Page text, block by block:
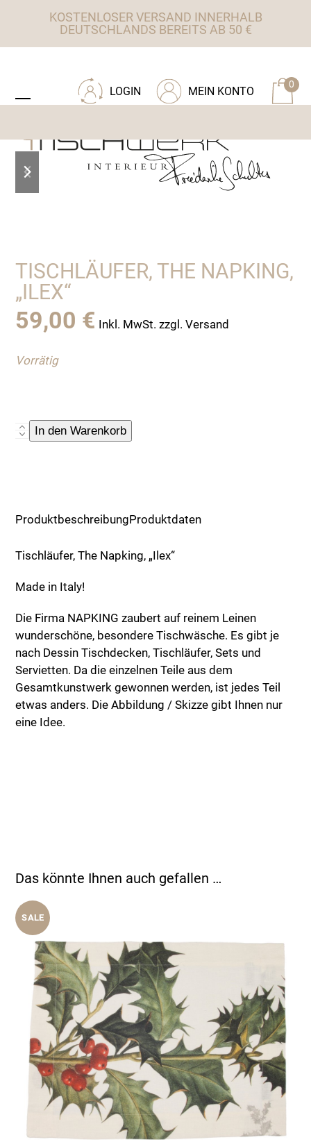
KOSTENLOSER VERSAND INNERHALB
DEUTSCHLANDS BEREITS AB 50 €
0
MEIN KONTO
LOGIN
mobile
mobile
slide
slide
TISCHLÄUFER, THE NAPKING,
„ILEX“
59,00 € Inkl. MwSt. zzgl. Versand
Vorrätig
Tischläufer,
In den Warenkorb
ProduktbeschreibungProduktdaten
Tischläufer, The Napking, „Ilex“
Made in Italy!
Die Firma NAPKING zaubert auf reinem Leinen
wunderschöne, besondere Tischwäsche. Es gibt je
nach Dessin Tischdecken, Tischläufer, Sets und
Servietten. Da die einzelnen Teile aus dem
Gesamtkunstwerk gewonnen werden, ist jedes Teil
etwas anders. Die Abbildung / Skizze gibt Ihnen nur
eine Idee.
Das könnte Ihnen auch gefallen …
SALE